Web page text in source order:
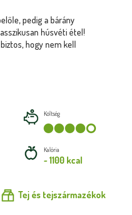
pedig a bárány
húsvéti étel!
hogy nem kell
Költség
Kalória
~ 1100 kcal
Tej és tejszármazékok